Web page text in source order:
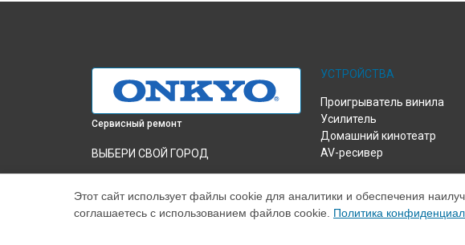
Сервисный ремонт
ВЫБЕРИ СВОЙ ГОРОД
усилителя A-9050 Onkyo в Краснодаре
Ремонт или замена аудио процессора
УСТРОЙСТВА
Проигрыватель винила
Усилитель
Домашний кинотеатр
AV-ресивер
Этот сайт использует файлы cookie для аналитики и обеспечения
соглашаетесь с использованием файлов cookie. Политика